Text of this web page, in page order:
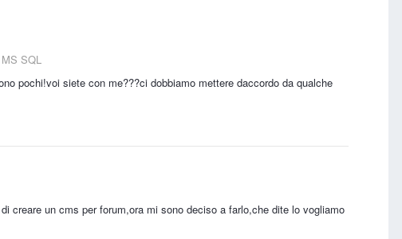
SQL
pochi!voi siete con me???ci dobbiamo mettere daccordo da qualche
creare un cms per forum,ora mi sono deciso a farlo,che dite lo vogliamo